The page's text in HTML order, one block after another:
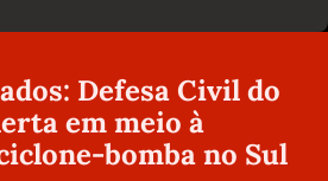
Defesa Civil do
em meio à
bomba no Sul